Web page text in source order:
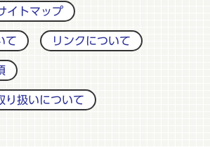
イトマップ
て リンクについて
り扱いについて